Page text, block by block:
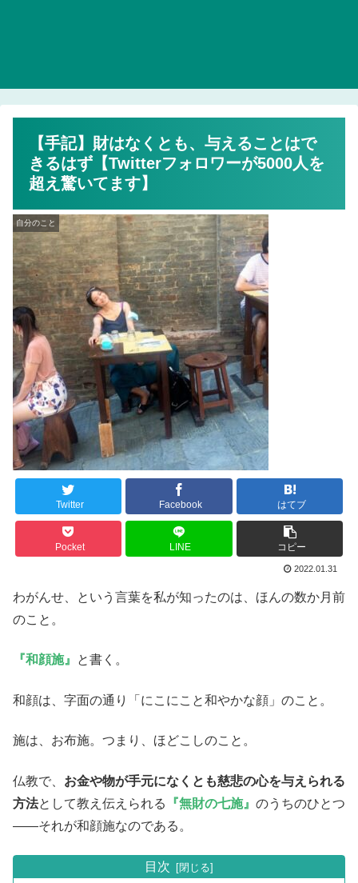
【手記】財はなくとも、与えることはで
きるはず【Twitterフォロワーが5000人を
超え驚いてます】
自分のこと
Twitter Facebook はてブ
Pocket LINE コピー
2022.01.31
わがんせ、という言葉を私が知ったのは、ほんの数か月前
のこと。
『和顔施』 と書く。
和顔は、字面の通り「にこにこと和やかな顔」のこと。
施は、お布施。つまり、ほどこしのこと。
仏教で、 お金や物が手元になくとも慈悲の心を与えられる
方法として教え伝えられる 『無財の七施』 のうちのひとつ
――それが和顔施なのである。
目次